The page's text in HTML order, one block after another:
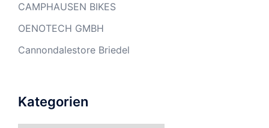
CAMPHAUSEN BIKES
OENOTECH GMBH
Cannondalestore Briedel
Kategorien